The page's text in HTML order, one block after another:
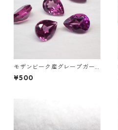
モザンビーク産グレープガー
ネット ペアシェイプカットル
ース 0.2ct前後 4mm*3mm前
¥500